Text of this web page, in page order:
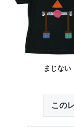
まじない
この